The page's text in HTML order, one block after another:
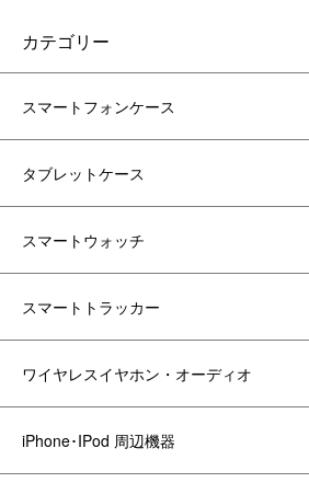
カテゴリー
スマートフォンケース
タブレットケース
スマートウォッチ
スマートトラッカー
ワイヤレスイヤホン・オーディオ
iPhone･IPod 周辺機器